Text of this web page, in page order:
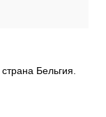
Бельгия.